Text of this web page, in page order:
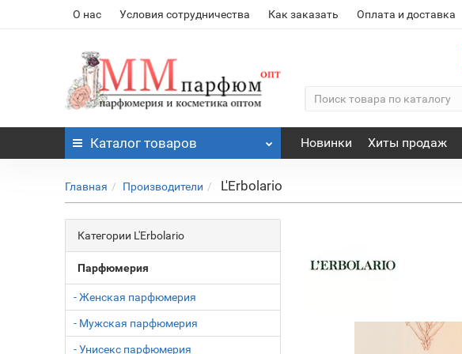
О нас Условия сотрудничества Как заказать Оплата и доставка
Каталог товаров Новинки Хиты продаж
Главная Производители L'Erbolario
Категории L'Erbolario
Парфюмерия
- Женская парфюмерия
- Мужская парфюмерия
- Унисекс парфюмерия